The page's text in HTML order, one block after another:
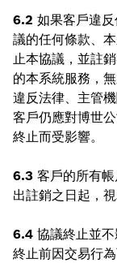
6.2 如果客戶違
議的任何條款、
止本協議，並註
的本系統服務，
違反法律、主管
客戶仍應對博世
終止而受影響。
6.3 客戶的所有
出註銷之日起，
6.4 協議終止並
終止前因交易行